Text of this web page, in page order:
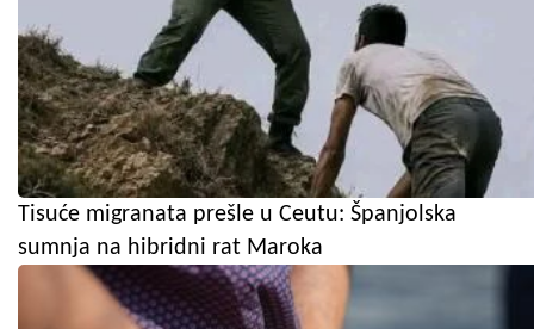
Tisuće migranata prešle u Ceutu: Španjolska
sumnja na hibridni rat Maroka